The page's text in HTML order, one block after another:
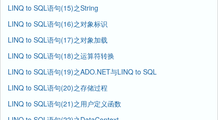
LINQ to SQL语句(15)之String
LINQ to SQL语句(16)之对象标识
LINQ to SQL语句(17)之对象加载
LINQ to SQL语句(18)之运算符转换
LINQ to SQL语句(19)之ADO.NET与LINQ to SQL
LINQ to SQL语句(20)之存储过程
LINQ to SQL语句(21)之用户定义函数